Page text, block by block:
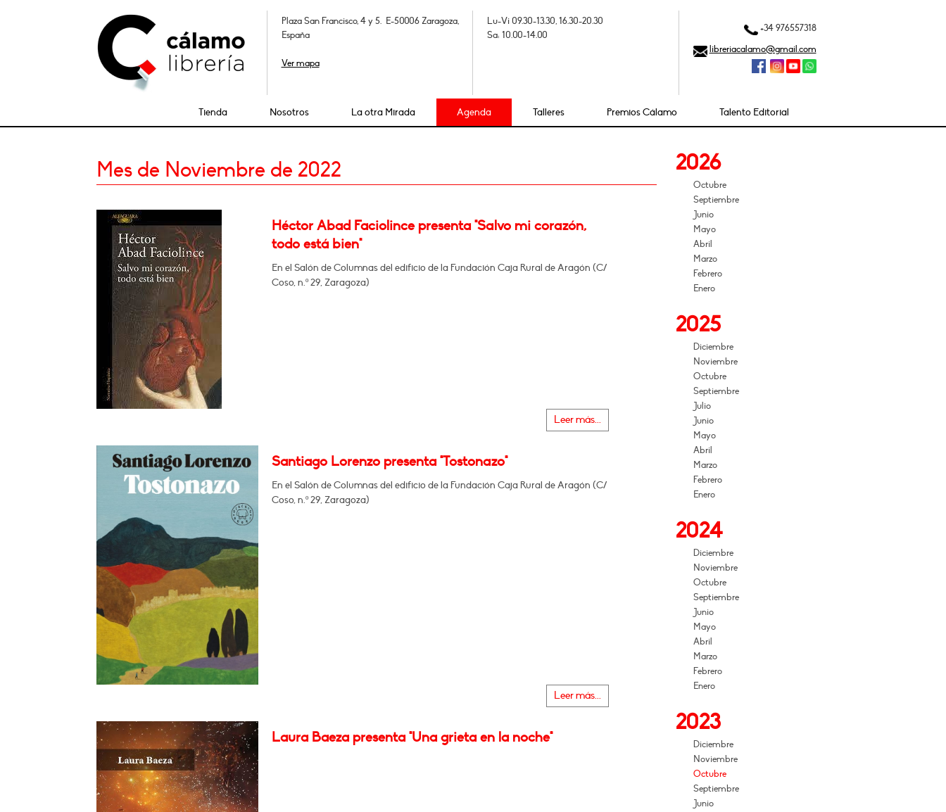
Plaza San Francisco, 4 y 5. E-50006 Zaragoza,
España
Ver mapa
Lu-Vi 09.30-13.30, 16.30-20.30
Sa: 10.00-14.00
+34 976557318
libreriacalamo@gmail.com
Tienda Nosotros La otra Mirada Agenda Talleres Premios Cálamo Talento Editorial
Mes de Noviembre de 2022
Héctor Abad Faciolince presenta "Salvo mi corazón,
todo está bien"
En el Salón de Columnas del edificio de la Fundación Caja Rural de Aragón (C/
Coso, n.º 29, Zaragoza)
Leer más...
Santiago Lorenzo presenta "Tostonazo"
En el Salón de Columnas del edificio de la Fundación Caja Rural de Aragón (C/
Coso, n.º 29, Zaragoza)
Leer más...
Laura Baeza presenta "Una grieta en la noche"
2026
Octubre
Septiembre
Junio
Mayo
Abril
Marzo
Febrero
Enero
2025
Diciembre
Noviembre
Octubre
Septiembre
Julio
Junio
Mayo
Abril
Marzo
Febrero
Enero
2024
Diciembre
Noviembre
Octubre
Septiembre
Junio
Mayo
Abril
Marzo
Febrero
Enero
2023
Diciembre
Noviembre
Octubre
Septiembre
Junio